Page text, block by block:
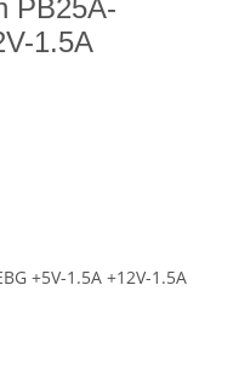
PB25A-
1.5A
+5V-1.5A +12V-1.5A